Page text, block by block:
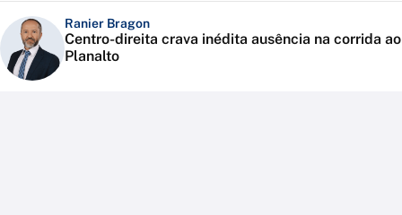
Ranier Bragon
Centro-direita crava inédita ausência na corrida ao
Planalto